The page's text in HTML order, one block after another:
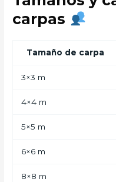
carpas
Tamaño de carpa
3×3 m
4×4 m
5×5 m
6×6 m
8×8 m